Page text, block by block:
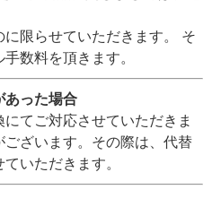
限らせていただきます。 そ
数料を頂きます。
あった場合
てご対応させていただきま
ざいます。その際は、代替
いただきます。